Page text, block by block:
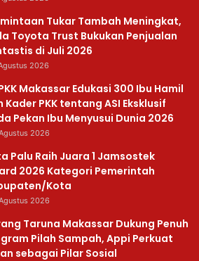
Tukar Tambah Meningkat,
Toyota Trust Bukukan Penjualan
di Juli 2026
2026
Makassar Edukasi 300 Ibu Hamil
Kader PKK tentang ASI Eksklusif
Pekan Ibu Menyusui Dunia 2026
2026
Palu Raih Juara 1 Jamsostek
2026 Kategori Pemerintah
Kota
2026
Taruna Makassar Dukung Penuh
Pilah Sampah, Appi Perkuat
sebagai Pilar Sosial